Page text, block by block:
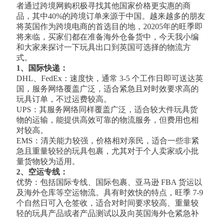
者通过跨境网购积极寻找其他国家价格更实惠的商
品，其中40%的跨境订单来源于中国。越来越多的朋友
将英国作为跨境电商的首选目的地，20205年的旺季即
将来临，买家们都在准备海外仓备货中，今天我小编
和大家来探讨一下玩具出口到英国可选择的物流方
式。
1、国际快递：
DHL、FedEx：速度快，通常 3-5 个工作日即可送达英
国，服务网络覆盖广泛，适合紧急且对时效要求高的
玩具订单，不过运费较高。
UPS：其服务网络同样覆盖广泛，适合较大件玩具货
物的运输，能提供高效可靠的物流服务，但费用也相
对较高。
EMS：清关能力较强，价格相对亲民，适合一些非紧
急且重量较轻的玩具包裹，尤其对于个人卖家或小批
量货物较为适用。
2、空运专线：
优势：包括国际专线、国际包裹、亚马逊 FBA 货运以
及海外仓库等空运物流。具有时效快的特点，旺季 7-9
个自然日可入仓签收，适合对时间要求较高、重量较
轻的玩具产品或者产品测试以及向英国海外仓紧急补